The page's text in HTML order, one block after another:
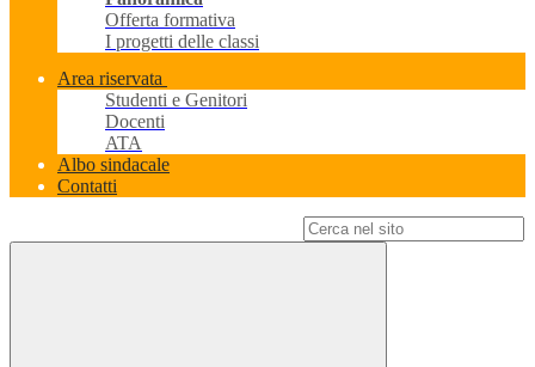
Offerta formativa
I progetti delle classi
Area riservata
Studenti e Genitori
Docenti
ATA
Albo sindacale
Contatti